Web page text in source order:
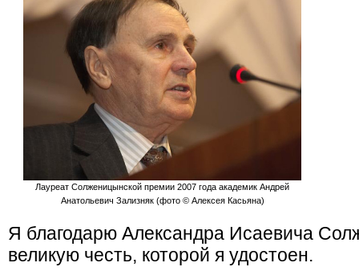
Лауреат Солженицынской премии 2007 года академик Андрей
Анатольевич Зализняк (фото © Алексея Касьяна)
Я благодарю Александра Исаевича
великую честь, которой я удостоен.